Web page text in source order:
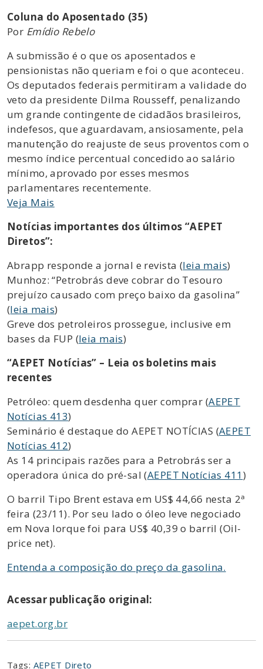
Coluna do Aposentado (35)
Por Emídio Rebelo
A submissão é o que os aposentados e
pensionistas não queriam e foi o que aconteceu.
Os deputados federais permitiram a validade do
veto da presidente Dilma Rousseff, penalizando
um grande contingente de cidadãos brasileiros,
indefesos, que aguardavam, ansiosamente, pela
manutenção do reajuste de seus proventos com o
mesmo índice percentual concedido ao salário
mínimo, aprovado por esses mesmos
parlamentares recentemente.
Veja Mais
Notícias importantes dos últimos “AEPET
Diretos”:
Abrapp responde a jornal e revista (leia mais)
Munhoz: “Petrobrás deve cobrar do Tesouro
prejuízo causado com preço baixo da gasolina”
(leia mais)
Greve dos petroleiros prossegue, inclusive em
bases da FUP (leia mais)
“AEPET Notícias” – Leia os boletins mais
recentes
Petróleo: quem desdenha quer comprar (AEPET
Notícias 413)
Seminário é destaque do AEPET NOTÍCIAS (AEPET
Notícias 412)
As 14 principais razões para a Petrobrás ser a
operadora única do pré-sal (AEPET Notícias 411)
O barril Tipo Brent estava em US$ 44,66 nesta 2ª
feira (23/11). Por seu lado o óleo leve negociado
em Nova Iorque foi para US$ 40,39 o barril (Oil-
price net).
Entenda a composição do preço da gasolina.
Acessar publicação original:
aepet.org.br
Tags: AEPET Direto